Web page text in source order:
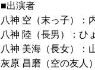
■出演者
⼋神 空（末っ⼦）：
⼋神 陸（⻑男）：ひ
⼋神 美海（⻑⼥）：
灰原 昌磨（空の友⼈